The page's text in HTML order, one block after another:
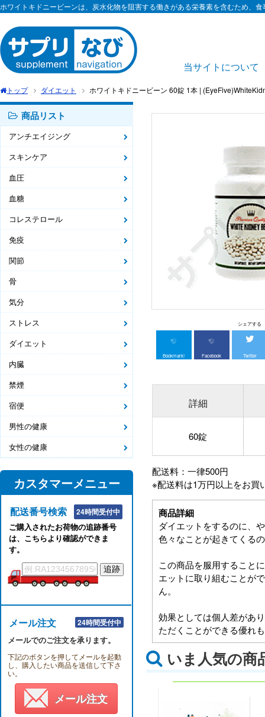
ホワイトキドニービーンは、炭水化物を阻害する働きがある栄養素を含むため、
当サイトについて
トップ ダイエット ホワイトキドニービーン 60錠 1本 |
商品リスト
アンチエイジング
スキンケア
血圧
血糖
コレステロール
免疫
関節
骨
気分
ストレス
ダイエット
内臓
禁煙
宿便
男性の健康
女性の健康
カスタマーメニュー
配送番号検索 24時間受付中
ご購入されたお荷物の追跡番号
は、こちらより確認ができま
す。
メール注文 24時間受付中
メールでのご注文を承ります。
下記のボタンを押してメールを起動
し、購入したい商品を送信して下さ
い。
メール注文
シェアする
Bookmark! Facebook Twitter
詳細
60錠
配送料：一律500円
※配送料は1万円以上をお買
商品詳細
ダイエットをするのに、
色々なことが起きてくる
この商品を服用すること
エットに取り組むことが
ん。
効果としては個人差があ
ただくことができる優れ
いま人気の商